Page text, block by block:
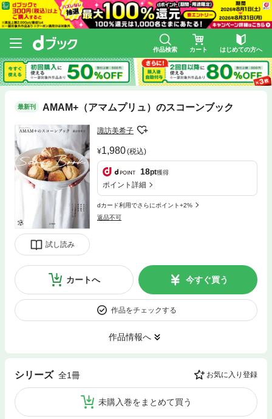
作品検索 カート はじめての方へ
最新刊 AMAM+（アマムプリュ）のスコーンブック
試し読み
諏訪美希子
1,980(税込)
18pt獲得
ポイント詳細
dカード利用でさらにポイント+2%
返品不可
カートへ 今すぐ買う
作品をチェックする
作品情報へ
シリーズ 全1冊 お気に入り登録
未購入巻をまとめて買う